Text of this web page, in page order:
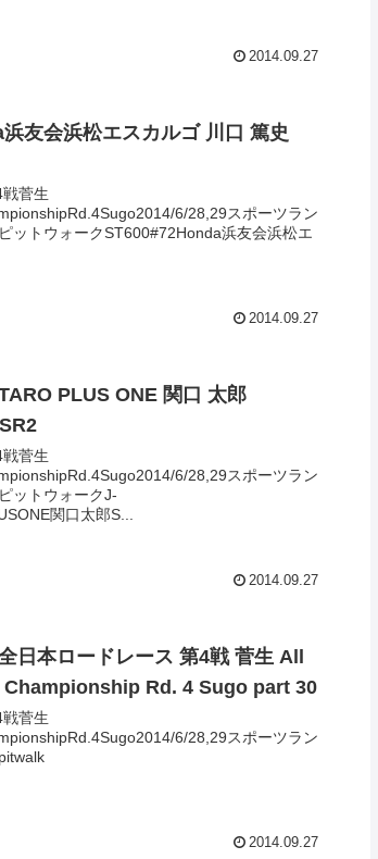
2014.09.27
友会浜松エスカルゴ 川口 篤史
菅生
6/28,29スポーツラン
ットウォークST600#72Honda浜友会浜松エ
2014.09.27
PLUS ONE 関口 太郎
菅生
6/28,29スポーツラン
ットウォークJ-
関口太郎S...
2014.09.27
日本ロードレース 第4戦 菅生 All
Rd. 4 Sugo part 30
菅生
6/28,29スポーツラン
2014.09.27